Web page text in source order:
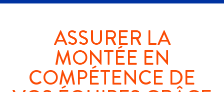
ASSURER LA
MONTÉE EN
COMPÉTENCE DE